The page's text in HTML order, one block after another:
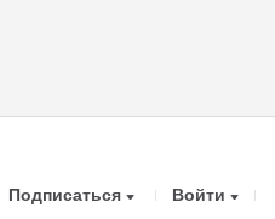
Подписаться Войти